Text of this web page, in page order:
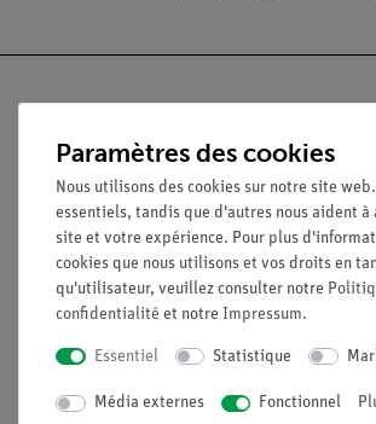
Nach oben
Légal
Contact
Conditions générales de vente
Mentions légales
Paramètres des cookies
Nous utilisons des cookies sur notre site
essentiels, tandis que d'autres nous aident à
site et votre expérience. Pour plus
cookies que nous utilisons et vos droits en
qu'utilisateur, veuillez consulter notre
confidentialité et notre Impressum.
Essentiel Statistique
Média externes Fonctionnel